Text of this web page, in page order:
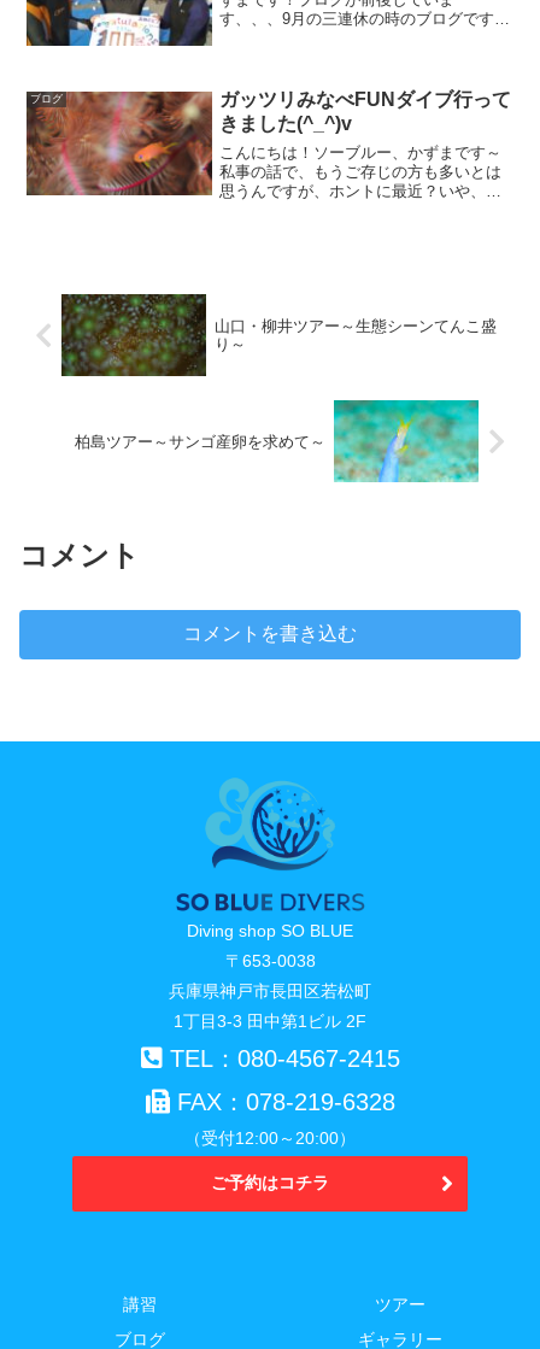
す、、、9月の三連休の時のブログです
豆・大瀬崎へ変更し...
ブログ
ガッツリみなべFUNダイブ行って
きました(^_^)v
こんにちは！ソーブルー、かずまです～
私事の話で、もうご存じの方も多いとは
思うんですが、ホントに最近？いや、こ
山口・柳井ツアー～生態シーンてんこ盛
り～
柏島ツアー～サンゴ産卵を求めて～
コメント
コメントを書き込む
Diving shop SO BLUE
〒653-0038
兵庫県神戸市長田区若松町
1丁目3-3 田中第1ビル 2F
TEL：080-4567-2415
FAX：078-219-6328
（受付12:00～20:00）
ご予約はコチラ
講習
ツアー
ブログ
ギャラリー